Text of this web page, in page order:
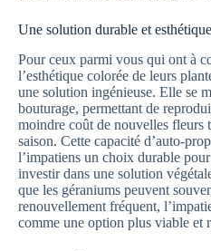
Une solution durable et
Pour ceux parmi vous qui ont à
l’esthétique colorée de leurs
une solution ingénieuse. Elle se
bouturage, permettant de
moindre coût de nouvelles fleurs
saison. Cette capacité d’auto-
l’impatiens un choix durable
investir dans une solution
que les géraniums peuvent
renouvellement fréquent,
comme une option plus viable et